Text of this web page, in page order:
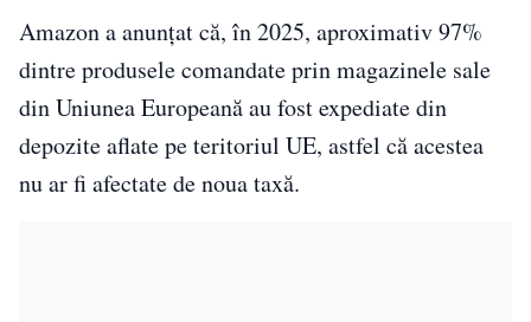
Amazon a anunțat că, în 2025, aproximativ 97%
dintre produsele comandate prin magazinele sale
din Uniunea Europeană au fost expediate din
depozite aflate pe teritoriul UE, astfel că acestea
nu ar fi afectate de noua taxă.